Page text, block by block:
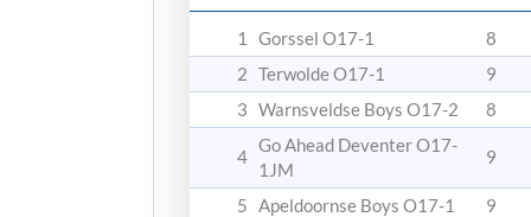
1 Gorssel O17-1
8
2 Terwolde O17-1
9
3 Warnsveldse Boys O17-2 8
4
Go Ahead Deventer O17-
1JM
9
5 Apeldoornse Boys O17-1
9